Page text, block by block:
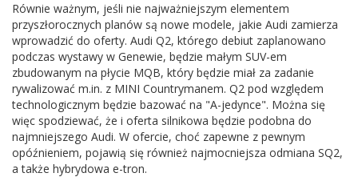
Równie ważnym, jeśli nie najważniejszym elementem
przyszłorocznych planów są nowe modele, jakie Audi zamierza
wprowadzić do oferty. Audi Q2, którego debiut zaplanowano
podczas wystawy w Genewie, będzie małym SUV-em
zbudowanym na płycie MQB, który będzie miał za zadanie
rywalizować m.in. z MINI Countrymanem. Q2 pod względem
technologicznym będzie bazować na "A-jedynce". Można się
więc spodziewać, że i oferta silnikowa będzie podobna do
najmniejszego Audi. W ofercie, choć zapewne z pewnym
opóźnieniem, pojawią się również najmocniejsza odmiana SQ2,
a także hybrydowa e-tron.